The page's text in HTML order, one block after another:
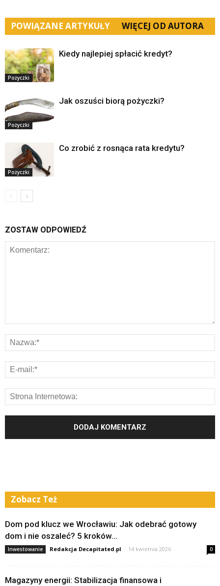
POWIĄZANE ARTYKUŁY WIĘCEJ OD AUTORA
Pożyczki
Kiedy najlepiej spłacić kredyt?
Pożyczki
Jak oszuści biorą pożyczki?
Pożyczki
Co zrobić z rosnąca rata kredytu?
ZOSTAW ODPOWIEDŹ
Zobacz Też
Dom pod klucz we Wrocławiu: Jak odebrać gotowy
dom i nie oszaleć? 5 kroków...
Inwestowanie Redakcja Decapitated.pl - 14 kwietnia 2026 0
Magazyny energii: Stabilizacja finansowa i